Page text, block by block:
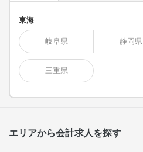
東海
岐阜県 静岡県
三重県
エリアから会計求人を探す